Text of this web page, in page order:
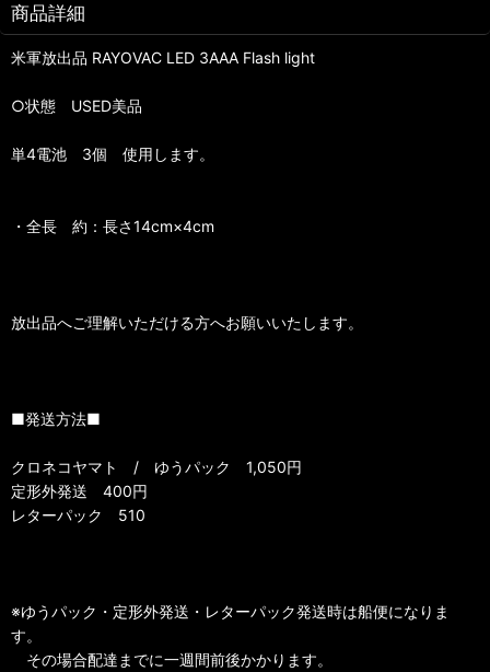
商品詳細
米軍放出品 RAYOVAC LED 3AAA Flash light
○状態 USED美品
単4電池 3個 使用します。
・全長 約：長さ14cm×4cm
放出品へご理解いただける方へお願いいたします。
■発送方法■
クロネコヤマト / ゆうパック 1,050円
定形外発送 400円
レターパック 510
※ゆうパック・定形外発送・レターパック発送時は船便になりま
す。
その場合配達までに一週間前後かかります。